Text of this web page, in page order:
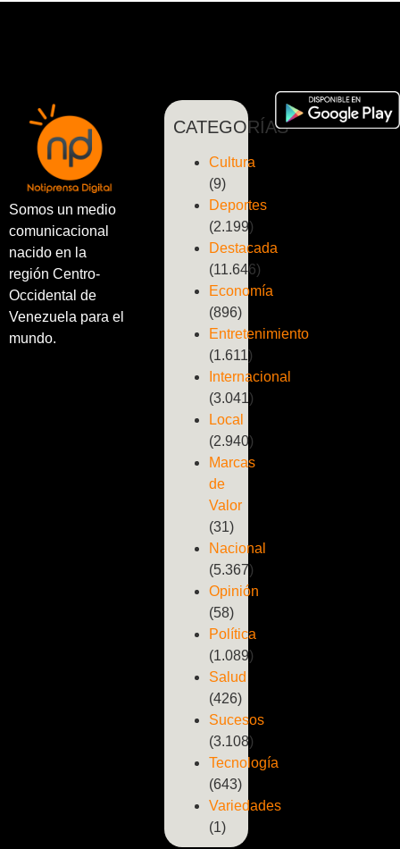
Somos un medio
comunicacional
nacido en la
región Centro-
Occidental de
Venezuela para el
mundo.
CATEGORÍAS
Cultura
(9)
Deportes
(2.199)
Destacada
(11.646)
Economía
(896)
Entretenimiento
(1.611)
Internacional
(3.041)
Local
(2.940)
Marcas
de
Valor
(31)
Nacional
(5.367)
Opinión
(58)
Política
(1.089)
Salud
(426)
Sucesos
(3.108)
Tecnología
(643)
Variedades
(1)